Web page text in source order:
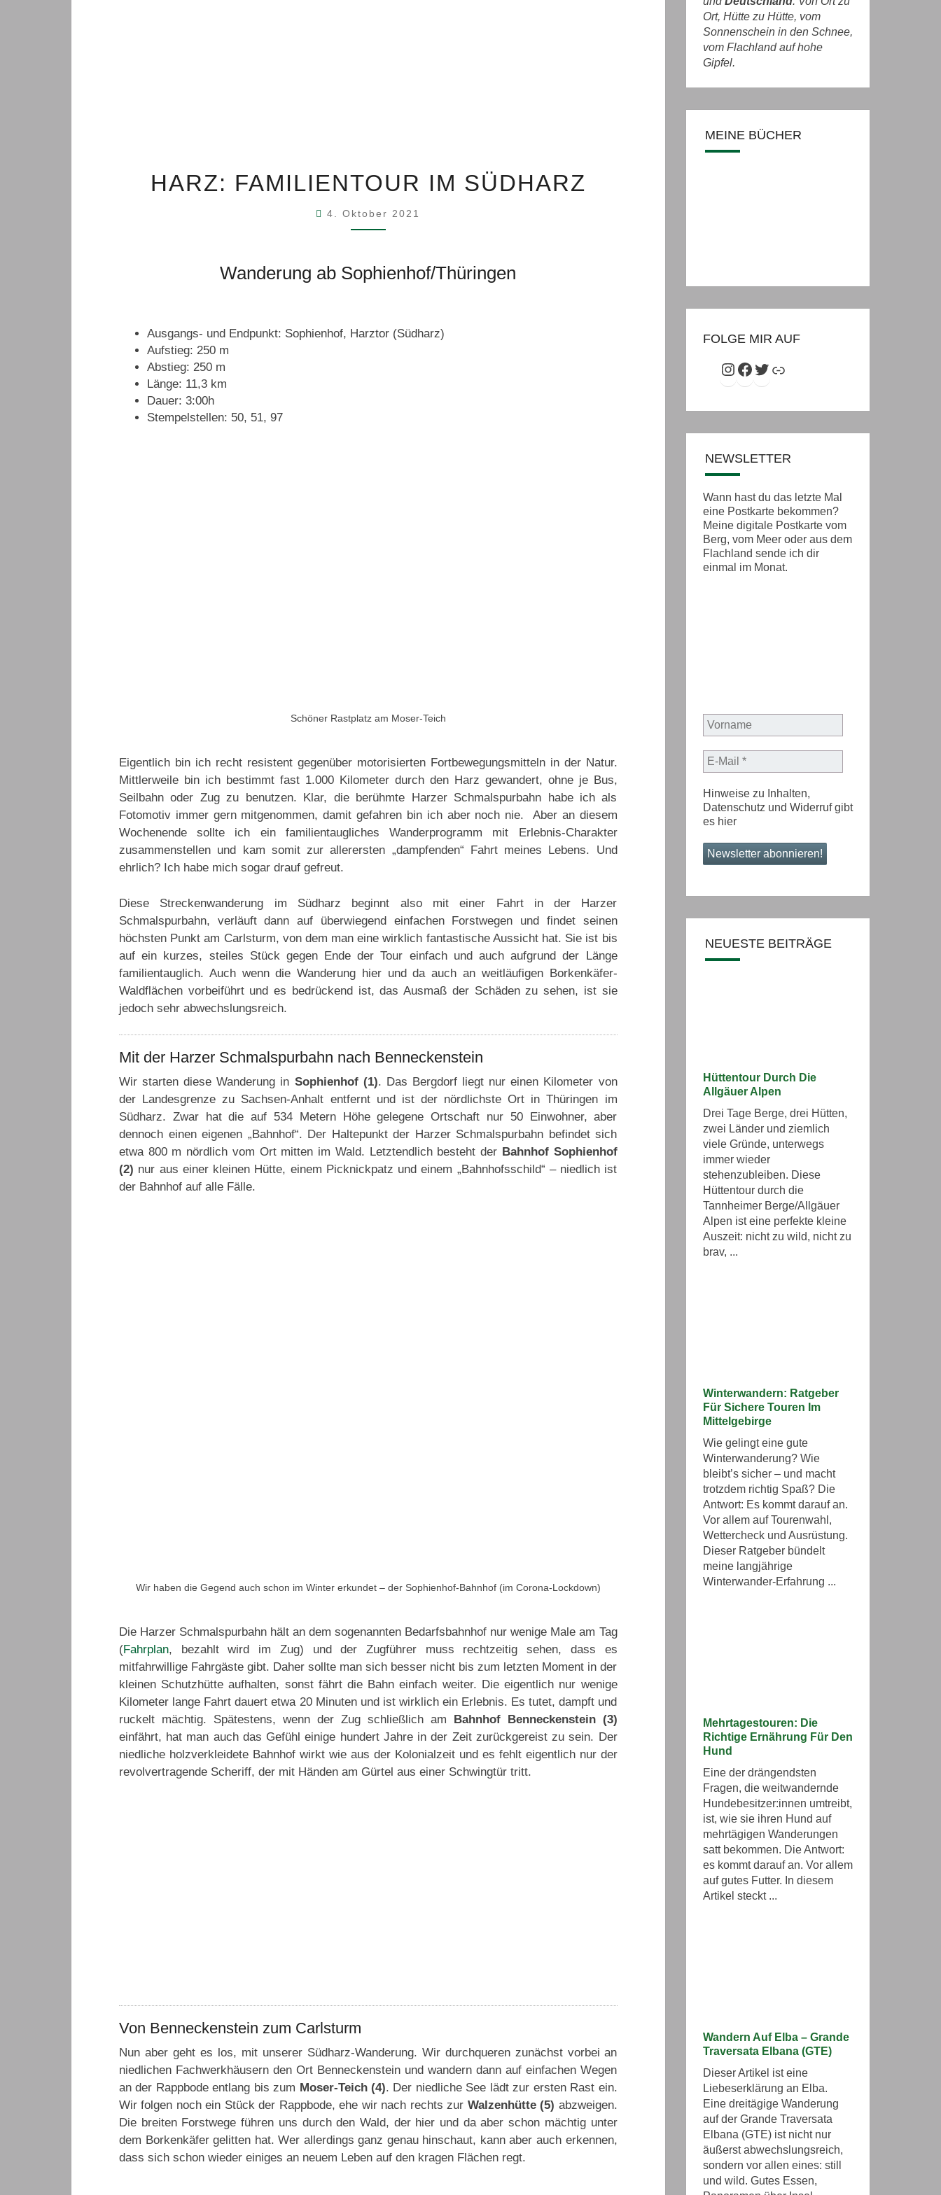
FAMILIENTOUR
SÜDHARZ
HARZ: FAMILIENTOUR IM SÜDHARZ
4. Oktober 2021
Wanderung ab Sophienhof/Thüringen
Ausgangs- und Endpunkt: Sophienhof, Harztor (Südharz)
Aufstieg: 250 m
Abstieg: 250 m
Länge: 11,3 km
Dauer: 3:00h
Stempelstellen: 50, 51, 97
Schöner Rastplatz am Moser-Teich
Eigentlich bin ich recht resistent gegenüber motorisierten Fortbewegungsmitteln in der Natur.
Mittlerweile bin ich bestimmt fast 1.000 Kilometer durch den Harz gewandert, ohne je Bus,
Seilbahn oder Zug zu benutzen. Klar, die berühmte Harzer Schmalspurbahn habe ich als
Fotomotiv immer gern mitgenommen, damit gefahren bin ich aber noch nie. Aber an diesem
Wochenende sollte ich ein familientaugliches Wanderprogramm mit Erlebnis-Charakter
zusammenstellen und kam somit zur allerersten „dampfenden“ Fahrt meines Lebens. Und
ehrlich? Ich habe mich sogar drauf gefreut.
Diese Streckenwanderung im Südharz beginnt also mit einer Fahrt in der Harzer
Schmalspurbahn, verläuft dann auf überwiegend einfachen Forstwegen und findet seinen
höchsten Punkt am Carlsturm, von dem man eine wirklich fantastische Aussicht hat. Sie ist bis
auf ein kurzes, steiles Stück gegen Ende der Tour einfach und auch aufgrund der Länge
familientauglich. Auch wenn die Wanderung hier und da auch an weitläufigen Borkenkäfer-
Waldflächen vorbeiführt und es bedrückend ist, das Ausmaß der Schäden zu sehen, ist sie
jedoch sehr abwechslungsreich.
Mit der Harzer Schmalspurbahn nach Benneckenstein
Wir starten diese Wanderung in Sophienhof (1). Das Bergdorf liegt nur einen Kilometer von
der Landesgrenze zu Sachsen-Anhalt entfernt und ist der nördlichste Ort in Thüringen im
Südharz. Zwar hat die auf 534 Metern Höhe gelegene Ortschaft nur 50 Einwohner, aber
dennoch einen eigenen „Bahnhof“. Der Haltepunkt der Harzer Schmalspurbahn befindet sich
etwa 800 m nördlich vom Ort mitten im Wald. Letztendlich besteht der Bahnhof Sophienhof
(2) nur aus einer kleinen Hütte, einem Picknickpatz und einem „Bahnhofsschild“ – niedlich ist
der Bahnhof auf alle Fälle.
Wir haben die Gegend auch schon im Winter erkundet – der Sophienhof-Bahnhof (im Corona-Lockdown)
Die Harzer Schmalspurbahn hält an dem sogenannten Bedarfsbahnhof nur wenige Male am Tag
(Fahrplan, bezahlt wird im Zug) und der Zugführer muss rechtzeitig sehen, dass es
mitfahrwillige Fahrgäste gibt. Daher sollte man sich besser nicht bis zum letzten Moment in der
kleinen Schutzhütte aufhalten, sonst fährt die Bahn einfach weiter. Die eigentlich nur wenige
Kilometer lange Fahrt dauert etwa 20 Minuten und ist wirklich ein Erlebnis. Es tutet, dampft und
ruckelt mächtig. Spätestens, wenn der Zug schließlich am Bahnhof Benneckenstein (3)
einfährt, hat man auch das Gefühl einige hundert Jahre in der Zeit zurückgereist zu sein. Der
niedliche holzverkleidete Bahnhof wirkt wie aus der Kolonialzeit und es fehlt eigentlich nur der
revolvertragende Scheriff, der mit Händen am Gürtel aus einer Schwingtür tritt.
Von Benneckenstein zum Carlsturm
Nun aber geht es los, mit unserer Südharz-Wanderung. Wir durchqueren zunächst vorbei an
niedlichen Fachwerkhäusern den Ort Benneckenstein und wandern dann auf einfachen Wegen
an der Rappbode entlang bis zum Moser-Teich (4). Der niedliche See lädt zur ersten Rast ein.
Wir folgen noch ein Stück der Rappbode, ehe wir nach rechts zur Walzenhütte (5) abzweigen.
Die breiten Forstwege führen uns durch den Wald, der hier und da aber schon mächtig unter
dem Borkenkäfer gelitten hat. Wer allerdings ganz genau hinschaut, kann aber auch erkennen,
dass sich schon wieder einiges an neuem Leben auf den kragen Flächen regt.
Ort, Hütte zu Hütte, vom
Sonnenschein in den Schnee,
vom Flachland auf hohe
Gipfel.
MEINE BÜCHER
FOLGE MIR AUF
Instagram
Facebook
Twitter
Link
NEWSLETTER
Wann hast du das letzte Mal
eine Postkarte bekommen?
Meine digitale Postkarte vom
Berg, vom Meer oder aus dem
Flachland sende ich dir
einmal im Monat.
Hinweise zu Inhalten,
Datenschutz und Widerruf gibt
es hier
NEUESTE BEITRÄGE
Hüttentour Durch Die
Allgäuer Alpen
Drei Tage Berge, drei Hütten,
zwei Länder und ziemlich
viele Gründe, unterwegs
immer wieder
stehenzubleiben. Diese
Hüttentour durch die
Tannheimer Berge/Allgäuer
Alpen ist eine perfekte kleine
Auszeit: nicht zu wild, nicht zu
brav, ...
Winterwandern: Ratgeber
Für Sichere Touren Im
Mittelgebirge
Wie gelingt eine gute
Winterwanderung? Wie
bleibt’s sicher – und macht
trotzdem richtig Spaß? Die
Antwort: Es kommt darauf an.
Vor allem auf Tourenwahl,
Wettercheck und Ausrüstung.
Dieser Ratgeber bündelt
meine langjährige
Winterwander-Erfahrung ...
Mehrtagestouren: Die
Richtige Ernährung Für Den
Hund
Eine der drängendsten
Fragen, die weitwandernde
Hundebesitzer:innen umtreibt,
ist, wie sie ihren Hund auf
mehrtägigen Wanderungen
satt bekommen. Die Antwort:
es kommt darauf an. Vor allem
auf gutes Futter. In diesem
Artikel steckt ...
Wandern Auf Elba – Grande
Traversata Elbana (GTE)
Dieser Artikel ist eine
Liebeserklärung an Elba.
Eine dreitägige Wanderung
auf der Grande Traversata
Elbana (GTE) ist nicht nur
äußerst abwechslungsreich,
sondern vor allen eines: still
und wild. Gutes Essen,